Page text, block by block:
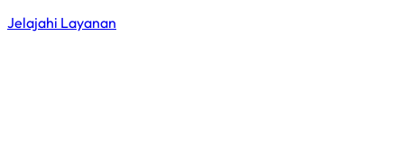
Jelajahi Layanan